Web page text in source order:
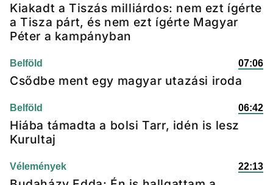
Kiakadt a Tiszás milliárdos: nem ezt ígérte
a Tisza párt, és nem ezt ígérte Magyar
Péter a kampányban
Belföld 07:06
Csődbe ment egy magyar utazási iroda
Belföld 06:42
Hiába támadta a bolsi Tarr, idén is lesz
Kurultaj
Vélemények 22:13